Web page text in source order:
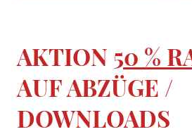
AKTION 50 %
AUF ABZÜGE /
DOWNLOADS